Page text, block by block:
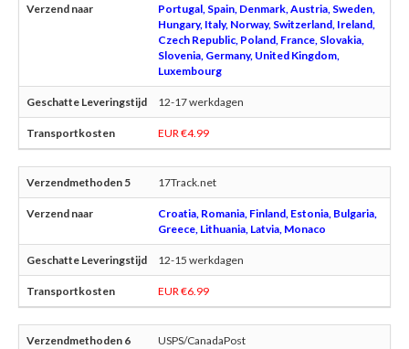
Portugal, Spain, Denmark, Austria, Sweden,
Hungary, Italy, Norway, Switzerland, Ireland,
Czech Republic, Poland, France, Slovakia,
Slovenia, Germany, United Kingdom,
Luxembourg
12-17 werkdagen
EUR €4.99
17Track.net
Croatia, Romania, Finland, Estonia, Bulgaria,
Greece, Lithuania, Latvia, Monaco
12-15 werkdagen
EUR €6.99
USPS/CanadaPost